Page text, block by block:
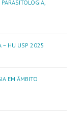
– HU USP 2025
EM ÂMBITO